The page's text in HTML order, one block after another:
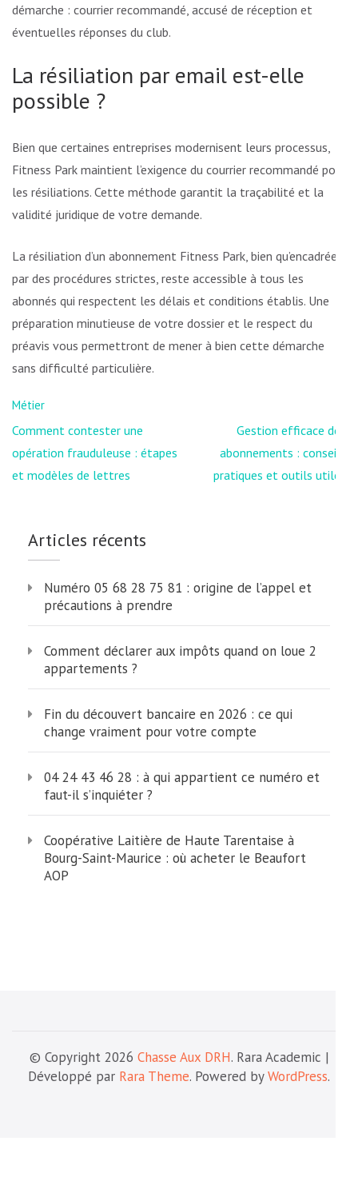
démarche : courrier recommandé, accusé de réception et
éventuelles réponses du club.
La résiliation par email est-elle
possible ?
Bien que certaines entreprises modernisent leurs processus,
Fitness Park maintient l’exigence du courrier recommandé pour
les résiliations. Cette méthode garantit la traçabilité et la
validité juridique de votre demande.
La résiliation d’un abonnement Fitness Park, bien qu’encadrée
par des procédures strictes, reste accessible à tous les
abonnés qui respectent les délais et conditions établis. Une
préparation minutieuse de votre dossier et le respect du
préavis vous permettront de mener à bien cette démarche
sans difficulté particulière.
Métier
Navigation
de
l’article
Comment contester une
opération frauduleuse : étapes
et modèles de lettres
Gestion efficace des
abonnements : conseils
pratiques et outils utiles
Articles récents
Numéro 05 68 28 75 81 : origine de l’appel et
précautions à prendre
Comment déclarer aux impôts quand on loue 2
appartements ?
Fin du découvert bancaire en 2026 : ce qui
change vraiment pour votre compte
04 24 43 46 28 : à qui appartient ce numéro et
faut-il s’inquiéter ?
Coopérative Laitière de Haute Tarentaise à
Bourg-Saint-Maurice : où acheter le Beaufort
AOP
© Copyright 2026 Chasse Aux DRH. Rara Academic |
Développé par Rara Theme. Powered byWordPress.